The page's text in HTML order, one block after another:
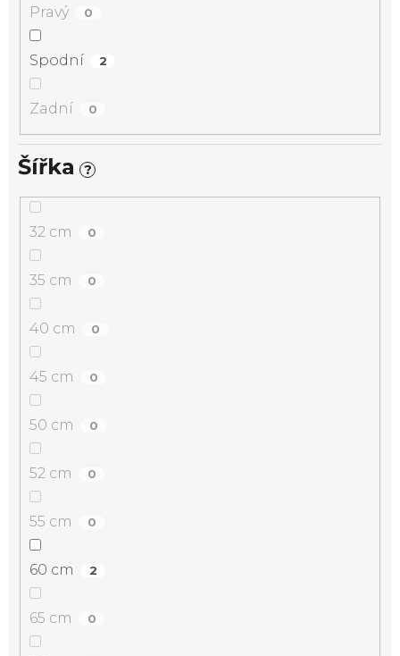
Pravý 0
Spodní 2
Zadní 0
Šířka ?
32 cm 0
35 cm 0
40 cm 0
45 cm 0
50 cm 0
52 cm 0
55 cm 0
60 cm 2
65 cm 0